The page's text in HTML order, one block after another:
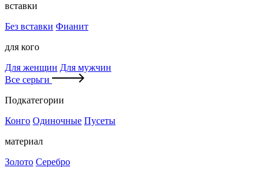
вставки
Без вставки Фианит
для кого
Для женщин Для мужчин
Все серьги
Подкатегории
Конго Одиночные Пусеты
материал
Золото Серебро